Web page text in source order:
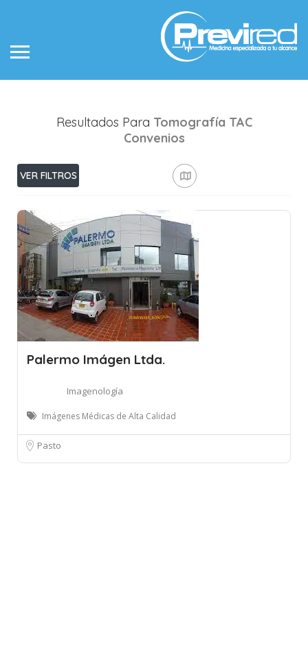
Resultados Para Tomografía TAC
Convenios
VER FILTROS
Palermo Imágen Ltda.
Imagenología
Imágenes Médicas de Alta Calidad
Pasto